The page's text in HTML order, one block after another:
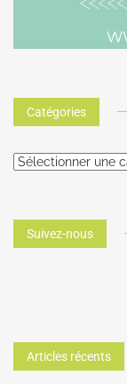
Catégories
Suivez-nous
Articles récents